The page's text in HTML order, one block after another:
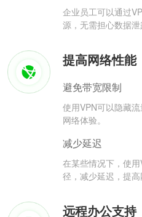
企业员工可以通过
源，无需担心数据泄
提高网络性能
避免带宽限制
使用VPN可以隐藏
网络体验。
减少延迟
在某些情况下，使
径，减少延迟，提高
远程办公支持